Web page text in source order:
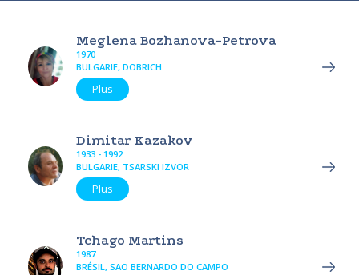
Meglena Bozhanova-Petrova
1970
BULGARIE, DOBRICH
Plus
Dimitar Kazakov
1933 - 1992
BULGARIE, TSARSKI IZVOR
Plus
Tchago Martins
1987
BRÉSIL, SAO BERNARDO DO CAMPO